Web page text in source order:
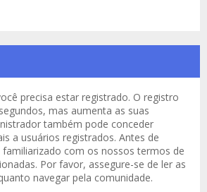
precisa estar registrado. O registro
mas aumenta as suas
também pode conceder
a usuários registrados. Antes de
com os nossos termos de
Por favor, assegure-se de ler as
navegar pela comunidade.